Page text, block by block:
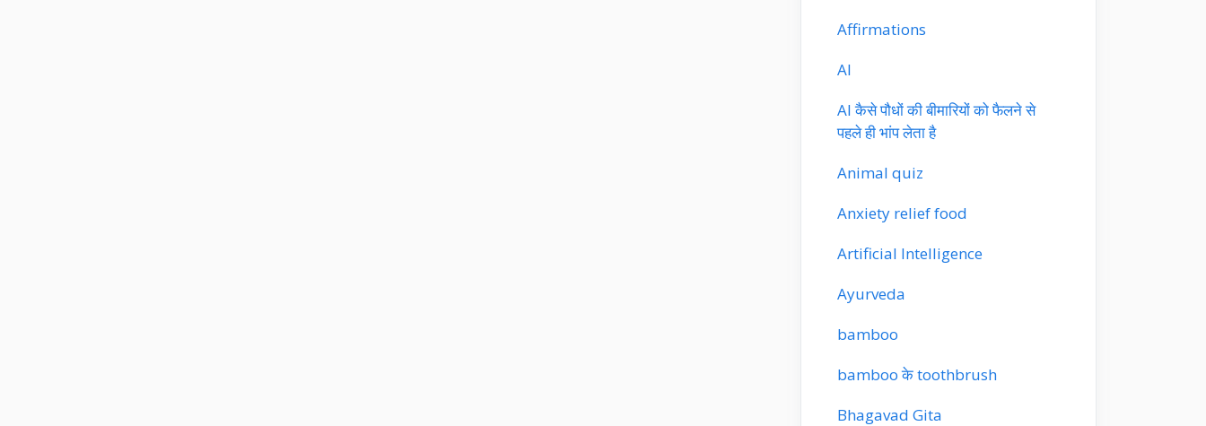
Affirmations
AI
AI कैसे पौधों की बीमारियों को फैलने से
पहले ही भांप लेता है
Animal quiz
Anxiety relief food
Artificial Intelligence
Ayurveda
bamboo
bamboo के toothbrush
Bhagavad Gita